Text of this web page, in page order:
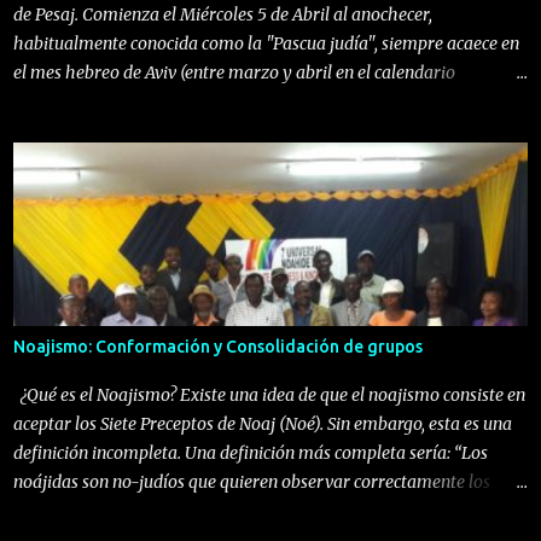
de Pesaj. Comienza el Miércoles 5 de Abril al anochecer,
habitualmente conocida como la "Pascua judía", siempre acaece en
el mes hebreo de Aviv (entre marzo y abril en el calendario
espiritual en la vida de cada individuo. En alusión a esto rabí
Iehoshúa se expresó diciendo que “en el mes de Nisán fuimos
redimidos, y en el mes de Nisan también seremos redimidos en el
futuro” (Talmud de Babilonia, tratado de Rosh hashaná 9). En Pesaj
los hijos de Israel salieron de debajo de la esclavitud egipcia hacia
la libertad física y espiritual, para recibir sobre sí mismos el servicio
al creador del Universo. Según el rabino Shimshon Rafael Hirsh es
apropiado que los judíos al realizar el seder de Pesaj, se concentren
en la segunda copa en la libertad de todo el mundo, la cual depende
del g...
Noajismo: Conformación y Consolidación de grupos
¿Qué es el Noajismo? Existe una idea de que el noajismo consiste en
aceptar los Siete Preceptos de Noaj (Noé). Sin embargo, esta es una
definición incompleta. Una definición más completa sería: “Los
noájidas son no-judíos que quieren observar correctamente los